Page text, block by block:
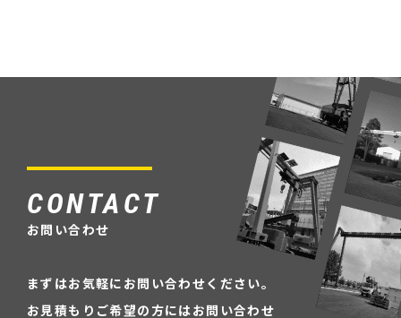
CONTACT
お問い合わせ
まずはお気軽にお問い合わせください。
お見積もりご希望の方にはお問い合わせ